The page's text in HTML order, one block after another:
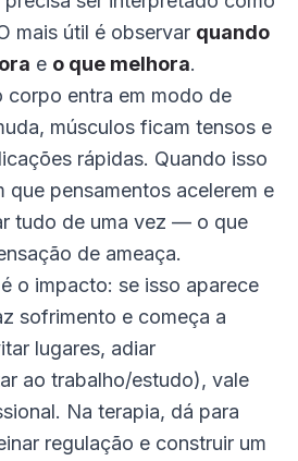
mais útil é observar quando
e o que melhora.
corpo entra em modo de
músculos ficam tensos e
rápidas. Quando isso
que pensamentos acelerem e
tudo de uma vez — o que
de ameaça.
o impacto: se isso aparece
sofrimento e começa a
lugares, adiar
ao trabalho/estudo), vale
Na terapia, dá para
regulação e construir um